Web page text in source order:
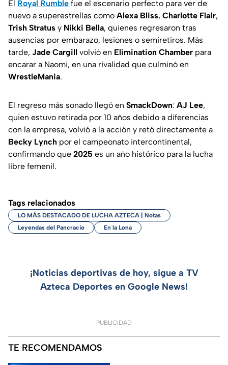
El Royal Rumble fue el escenario perfecto para ver de
nuevo a superestrellas como Alexa Bliss, Charlotte Flair,
Trish Stratus y Nikki Bella, quienes regresaron tras
ausencias por embarazo, lesiones o semiretiros. Más
tarde, Jade Cargill volvió en Elimination Chamber para
encarar a Naomi, en una rivalidad que culminó en
WrestleMania.
El regreso más sonado llegó en SmackDown: AJ Lee,
quien estuvo retirada por 10 años debido a diferencias
con la empresa, volvió a la acción y retó directamente a
Becky Lynch por el campeonato intercontinental,
confirmando que 2025 es un año histórico para la lucha
libre femenil.
Tags relacionados
LO MÁS DESTACADO DE LUCHA AZTECA | Notas
Leyendas del Pancracio
En la Lona
¡Noticias deportivas de hoy, sigue a TV
Azteca Deportes en Google News!
PUBLICIDAD
TE RECOMENDAMOS